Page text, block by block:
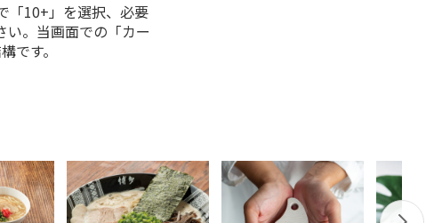
「10+」を選択、必要
。当画面での「カー
です。